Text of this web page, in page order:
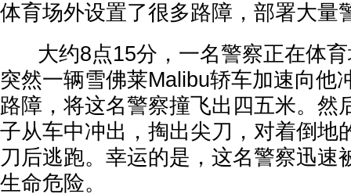
体育场外设置了很多路障，部署大量
大约8点15分，一名警察正在体育
突然一辆雪佛莱Malibu轿车加速向他
路障，将这名警察撞飞出四五米。然
子从车中冲出，掏出尖刀，对着倒地
刀后逃跑。幸运的是，这名警察迅速
生命危险。